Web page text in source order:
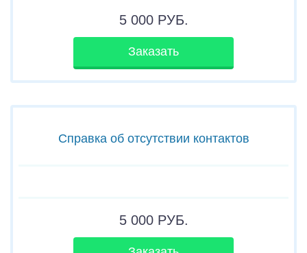
5 000РУБ.
Заказать
Справка об отсутствии контактов
5 000РУБ.